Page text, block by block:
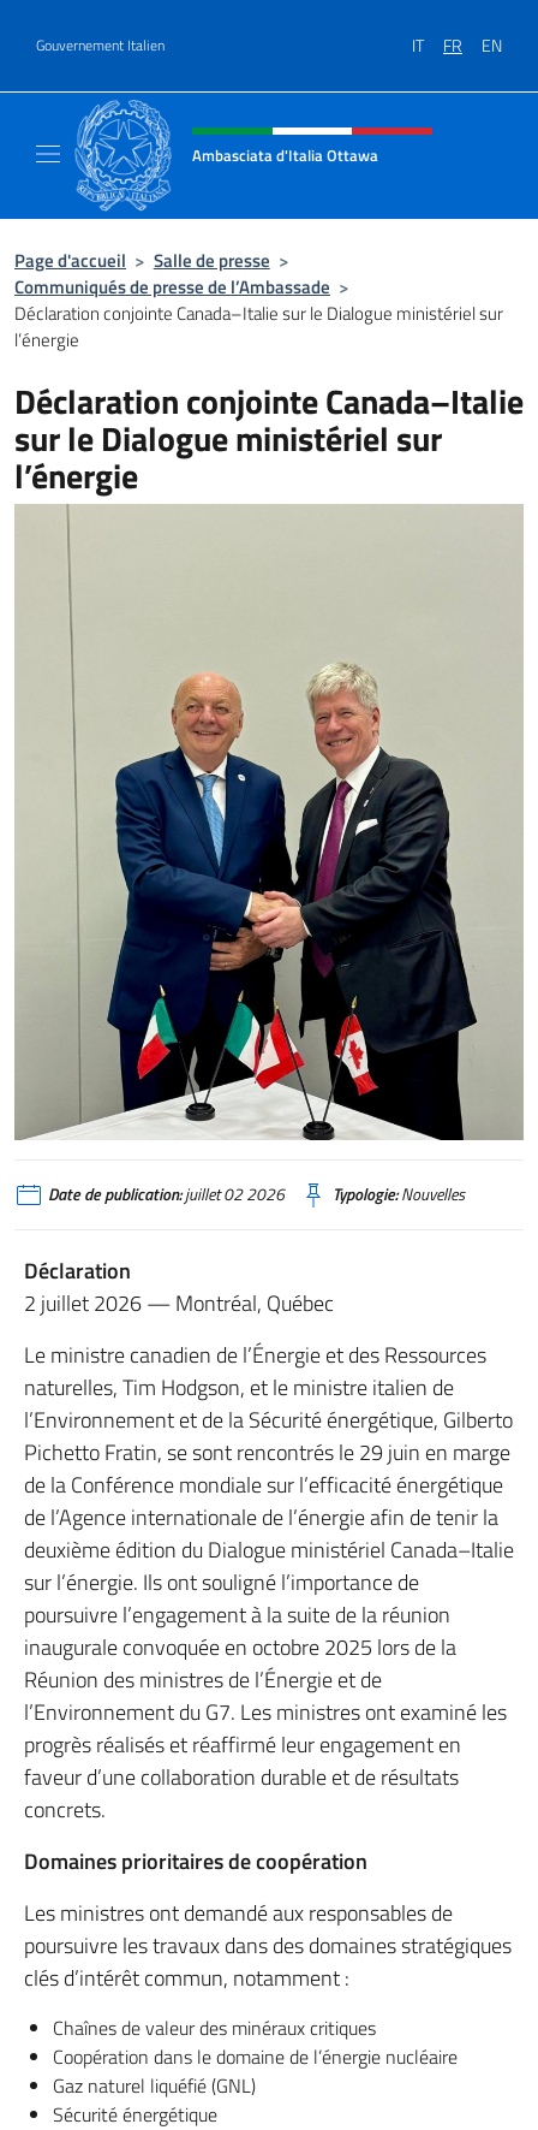
Gouvernement Italien IT FR EN
Site Web, social et en-tête de
Ambasciata d'Italia Ottawa
Page d'accueil > Salle de presse >
Communiqués de presse de l’Ambassade >
Déclaration conjointe Canada–Italie sur le Dialogue ministériel sur
l’énergie
Déclaration conjointe Canada–Italie
sur le Dialogue ministériel sur
l’énergie
Date de publication:juillet 02 2026 Typologie:Nouvelles
Déclaration
2 juillet 2026 — Montréal, Québec
Le ministre canadien de l’Énergie et des Ressources
naturelles, Tim Hodgson, et le ministre italien de
l’Environnement et de la Sécurité énergétique, Gilberto
Pichetto Fratin, se sont rencontrés le 29 juin en marge
de la Conférence mondiale sur l’efficacité énergétique
de l’Agence internationale de l’énergie afin de tenir la
deuxième édition du Dialogue ministériel Canada–Italie
sur l’énergie. Ils ont souligné l’importance de
poursuivre l’engagement à la suite de la réunion
inaugurale convoquée en octobre 2025 lors de la
Réunion des ministres de l’Énergie et de
l’Environnement du G7. Les ministres ont examiné les
progrès réalisés et réaffirmé leur engagement en
faveur d’une collaboration durable et de résultats
concrets.
Domaines prioritaires de coopération
Les ministres ont demandé aux responsables de
poursuivre les travaux dans des domaines stratégiques
clés d’intérêt commun, notamment :
Chaînes de valeur des minéraux critiques
Coopération dans le domaine de l’énergie nucléaire
Gaz naturel liquéfié (GNL)
Sécurité énergétique